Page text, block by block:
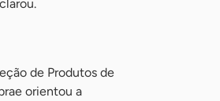
de Produtos de
orientou a